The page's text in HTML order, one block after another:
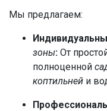
Мы предлагаем:
зоны: От
полноценной
коптильней и